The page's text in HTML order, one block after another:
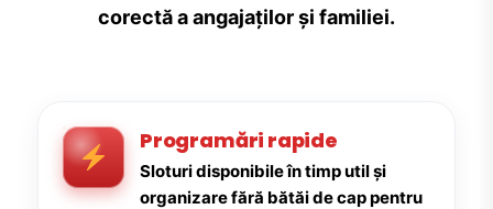
corectă a angajaților și familiei.
Programări rapide
Sloturi disponibile în timp util și
organizare fără bătăi de cap pentru